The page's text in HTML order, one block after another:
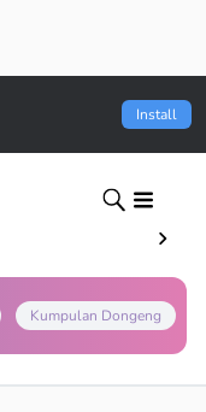
Install
Kumpulan Dongeng